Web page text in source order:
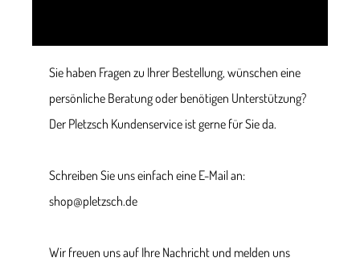
Sie haben Fragen zu Ihrer Bestellung, wünschen eine
persönliche Beratung oder benötigen Unterstützung?
Der Pletzsch Kundenservice ist gerne für Sie da.
Schreiben Sie uns einfach eine E-Mail an:
shop@pletzsch.de
Wir freuen uns auf Ihre Nachricht und melden uns